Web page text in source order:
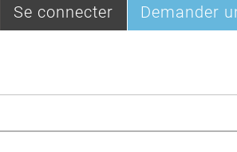
Se connecter (onglet
actif)
Demander